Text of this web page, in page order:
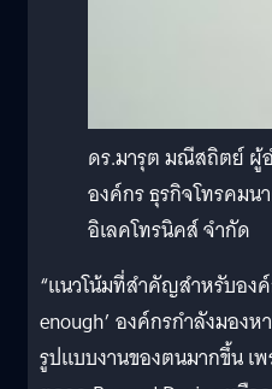
ดร.มารุต มณีสถิตย์ ผู้
องค์กร ธุรกิจโทรคม
อิเลคโทรนิคส์ จำกัด
“แนวโน้มที่สำคัญสำหรับอง
enough’ องค์กรกำลังมองห
รูปแบบงานของตนมากขึ้น เ